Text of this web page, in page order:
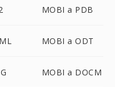
MOBI a PDB
MOBI a ODT
MOBI a DOCM